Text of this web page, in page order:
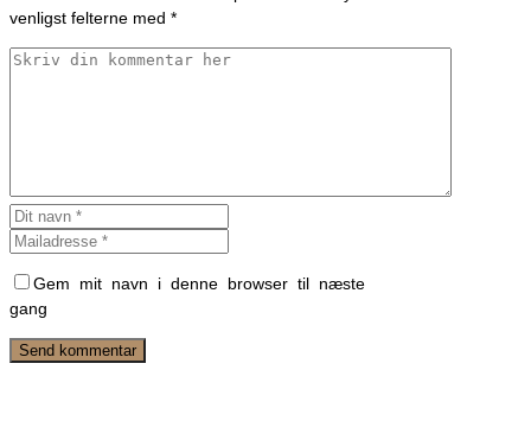
venligst felterne med *
Gem mit navn i denne browser til næste
gang